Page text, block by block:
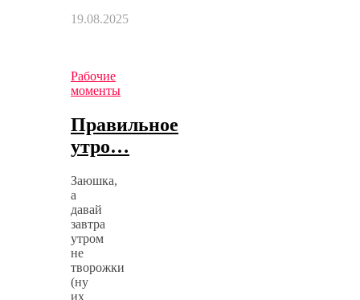
19.08.2025
Рабочие
моменты
Правильное
утро…
Заюшка,
а
давай
завтра
утром
не
творожки
(ну
их